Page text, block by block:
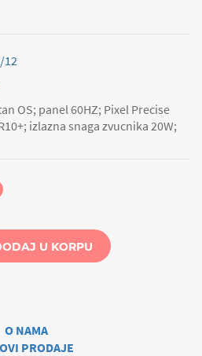
12
OS; panel 60HZ; Pixel Precise
izlazna snaga zvucnika 20W;
U KORPU
O NAMA
PRODAJE